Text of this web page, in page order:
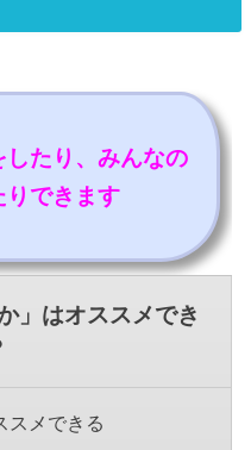
したり、みんなの
りできます
」はオススメでき
スメできる